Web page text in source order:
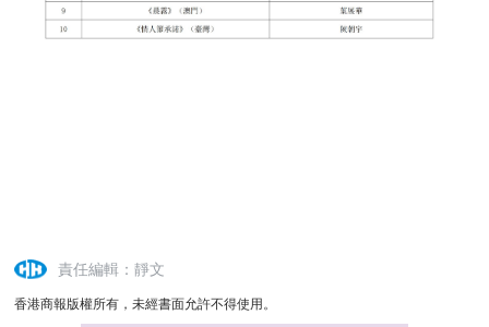
責任編輯：靜文
香港商報版權所有，未經書面允許不得使用。